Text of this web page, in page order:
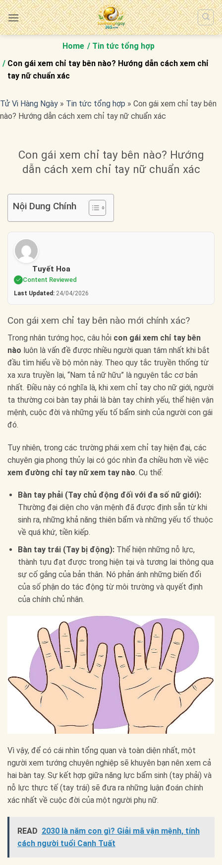
Bỏ
qua
nội
Home
Tin tức tổng hợp
Con gái xem chỉ tay bên nào? Hướng dẫn cách xem chỉ
tay nữ chuẩn xác
Tử Vi Hàng Ngày » Tin tức tổng hợp » Con gái xem chỉ tay bên
nào? Hướng dẫn cách xem chỉ tay nữ chuẩn xác
Con gái xem chỉ tay bên nào? Hướng
dẫn cách xem chỉ tay nữ chuẩn xác
Nội Dung Chính
Tuyết Hoa
Content Reviewed
Last Updated: 24/04/2026
Con gái xem chỉ tay bên nào mới chính xác?
Trong nhân tướng học, câu hỏi con gái xem chỉ tay bên
nào luôn là vấn đề được nhiều người quan tâm nhất khi bắt
đầu tìm hiểu về bộ môn này. Theo quy tắc truyền thống từ
xa xưa truyền lại, “Nam tả nữ hữu” là nguyên tắc cơ bản
nhất. Điều này có nghĩa là, khi xem chỉ tay cho nữ giới, người
ta thường coi bàn tay phải là bàn tay chính yếu, thể hiện vận
mệnh, cuộc đời và những yếu tố bẩm sinh của người con gái
đó.
Tuy nhiên, trong các trường phái xem chỉ tay hiện đại, các
chuyên gia phong thủy lại có góc nhìn đa chiều hơn về việc
xem đường chỉ tay nữ xem tay nào. Cụ thể:
Bàn tay phải (Tay chủ động đối với đa số nữ giới):
Thường đại diện cho vận mệnh đã được định sẵn từ khi
sinh ra, những khả năng thiên bẩm và những yếu tố thuộc
về quá khứ, tiền kiếp.
Bàn tay trái (Tay bị động):Thể hiện những nỗ lực,
thành tựu đạt được trong hiện tại và tương lai thông qua
sự cố gắng của bản thân. Nó phản ánh những biến đổi
của số phận do tác động từ môi trường và quyết định
của chính chủ nhân.
Vì vậy, để có cái nhìn tổng quan và toàn diện nhất, một
người xem tướng chuyên nghiệp sẽ khuyên bạn nên xem cả
hai bàn tay. Sự kết hợp giữa năng lực bẩm sinh (tay phải) và
nỗ lực thực tế (tay trái) sẽ đưa ra những luận đoán chính
xác nhất về cuộc đời của một người phụ nữ.
READ 2030 là năm con gì? Giải mã vận mệnh, tính
cách người tuổi Canh Tuất